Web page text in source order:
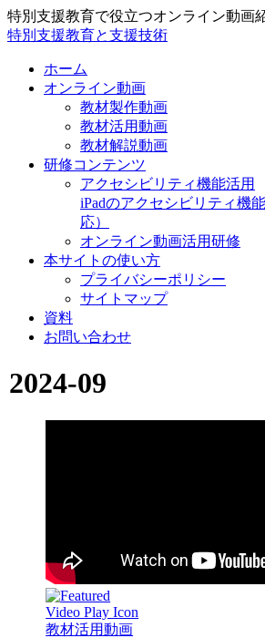
特別支援教育で役立つオンライン動画
特別支援教育と支援技術
ホーム
オンライン動画
教材製作動画
教材活用動画
教材解説動画
研修コンテンツ
アクセシビリティ機能活用
iPadのアクセシビリティ機
応）
オンライン動画活用研修
本サイトの使い方
プライバシーポリシー
サイトマップ
資料
お問い合わせ
2024-09
教材活用動画